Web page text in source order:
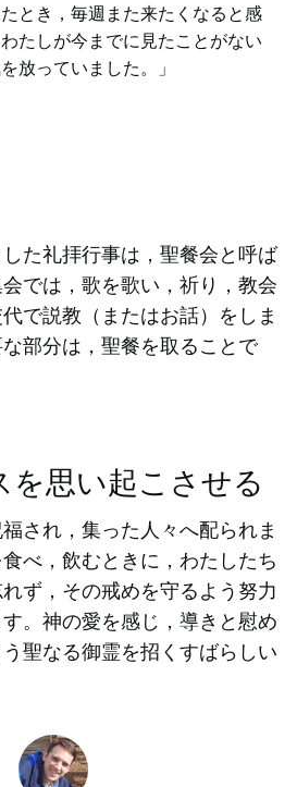
とき，毎週また来たくなると感
たしが今までに見たことがない
放っていました。」
た礼拝行事は，聖餐会と呼ば
では，歌を歌い，祈り，教会
で説教（またはお話）をしま
部分は，聖餐を取ることで
を思い起こさせる
され，集った人々へ配られま
べ，飲むときに，わたしたち
ず，その戒めを守るよう努力
。神の愛を感じ，導きと慰め
聖なる御霊を招くすばらしい